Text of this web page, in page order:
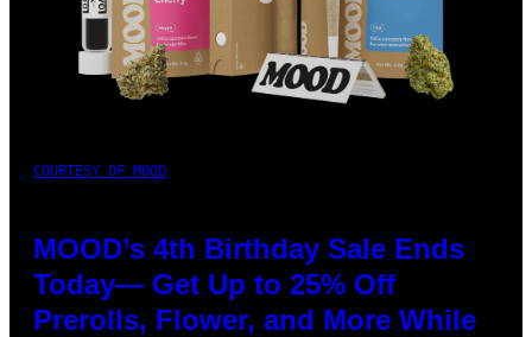
COURTESY OF MOOD
MOOD’s 4th Birthday Sale Ends
Today— Get Up to 25% Off
Prerolls, Flower, and More While